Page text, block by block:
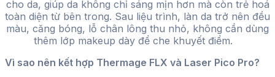
cho da, giúp da không chỉ sáng mịn hơn mà còn trẻ hoá
toàn diện từ bên trong. Sau liệu trình, làn da trở nên đều
màu, căng bóng, lỗ chân lông thu nhỏ, không cần dùng
thêm lớp makeup dày để che khuyết điểm.
Vì sao nên kết hợp Thermage FLX và Laser Pico Pro?